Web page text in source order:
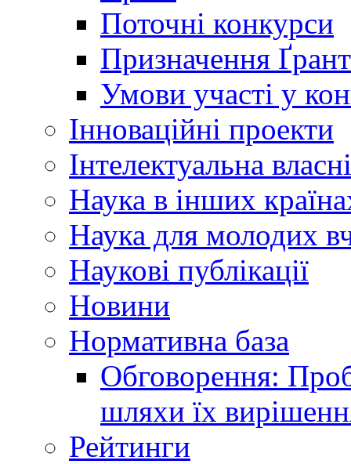
Поточні конкурси
Призначення
Умови участі у
Інноваційні проекти
Інтелектуальна
Наука в інших
Наука для молодих
Наукові публікації
Новини
Нормативна база
Обговорення:
шляхи їх
Рейтинги